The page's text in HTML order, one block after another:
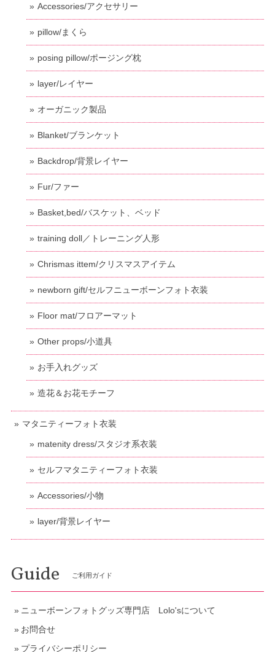
Accessories/アクセサリー
pillow/まくら
posing pillow/ポージング枕
layer/レイヤー
オーガニック製品
Blanket/ブランケット
Backdrop/背景レイヤー
Fur/ファー
Basket,bed/バスケット、ベッド
training doll／トレーニング人形
Chrismas ittem/クリスマスアイテム
newborn gift/セルフニューボーンフォト衣装
Floor mat/フロアーマット
Other props/小道具
お手入れグッズ
造花＆お花モチーフ
マタニティーフォト衣装
matenity dress/スタジオ系衣装
セルフマタニティーフォト衣装
Accessories/小物
layer/背景レイヤー
Guide ご利用ガイド
ニューボーンフォトグッズ専門店 Lolo'sについて
お問合せ
プライバシーポリシー